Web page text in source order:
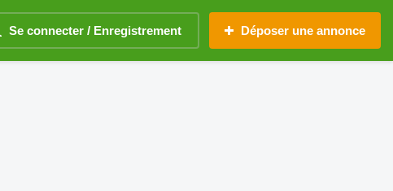
Se connecter / Enregistrement Déposer une annonce